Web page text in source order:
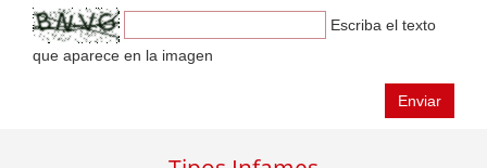
Escriba el texto
que aparece en la imagen
Enviar